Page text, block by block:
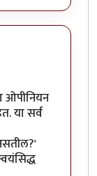
ओपीनियन
या सर्व